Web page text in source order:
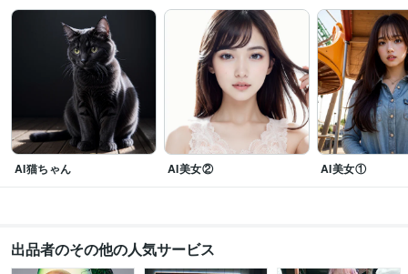
AI猫ちゃん AI美女② AI美女①
出品者のその他の人気サービス